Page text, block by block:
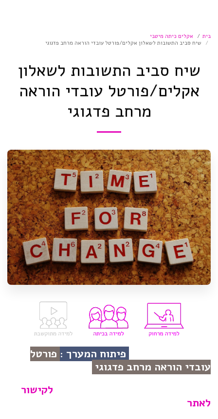
בית
אקלים כיתה מיטבי
שיח סביב התשובות לשאלון אקלים/פורטל עובדי הוראה מרחב פדגוגי
שיח סביב התשובות לשאלון
אקלים/פורטל עובדי הוראה
מרחב פדגוגי
פיתוח המערך :פורטל
עובדי הוראה מרחב פדגוגי
לקישור
לאתר